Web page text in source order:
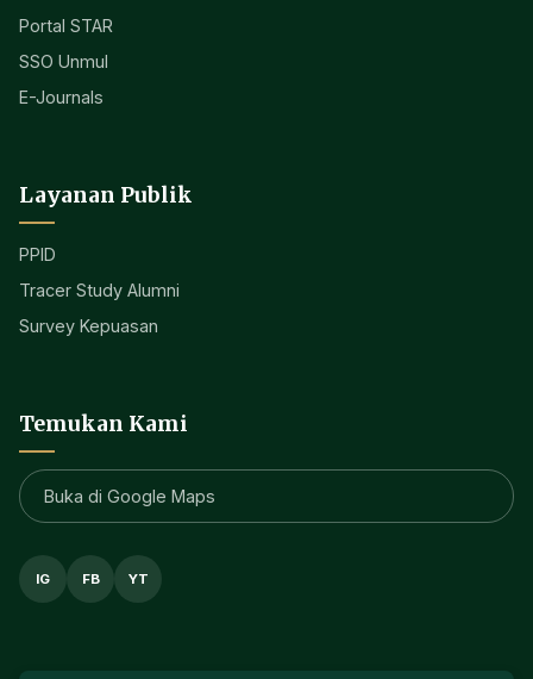
Portal STAR
SSO Unmul
E-Journals
Layanan Publik
PPID
Tracer Study Alumni
Survey Kepuasan
Temukan Kami
Buka di Google Maps
IG FB YT